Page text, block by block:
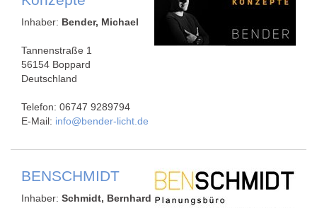
Inhaber: Bender, Michael
Tannenstraße 1
56154 Boppard
Deutschland
Telefon: 06747 9289794
E-Mail: info@bender-licht.de
BENSCHMIDT
Inhaber: Schmidt, Bernhard